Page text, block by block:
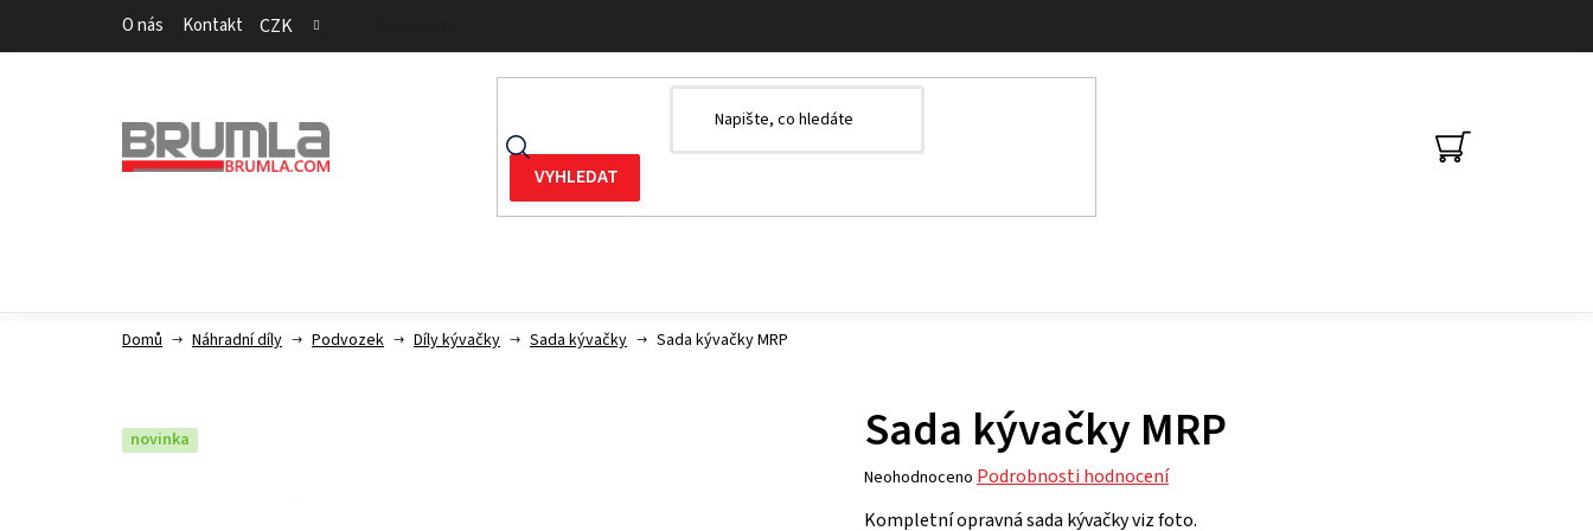
O nás Kontakt CZK
NÁKUPNÍ
Domů Náhradní díly Podvozek Díly kývačky Sada kývačky Sada kývačky MRP
Sada kývačky MRP
Průměrné
Neohodnoceno Podrobnosti hodnocení
Kompletní opravná sada kývačky viz foto.
novinka